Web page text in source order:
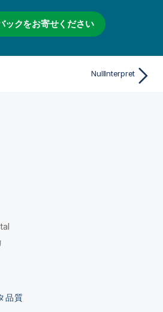
ックをお寄せください
NullInterpret
品質